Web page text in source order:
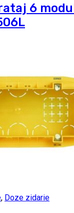
6
, Doze zidarie